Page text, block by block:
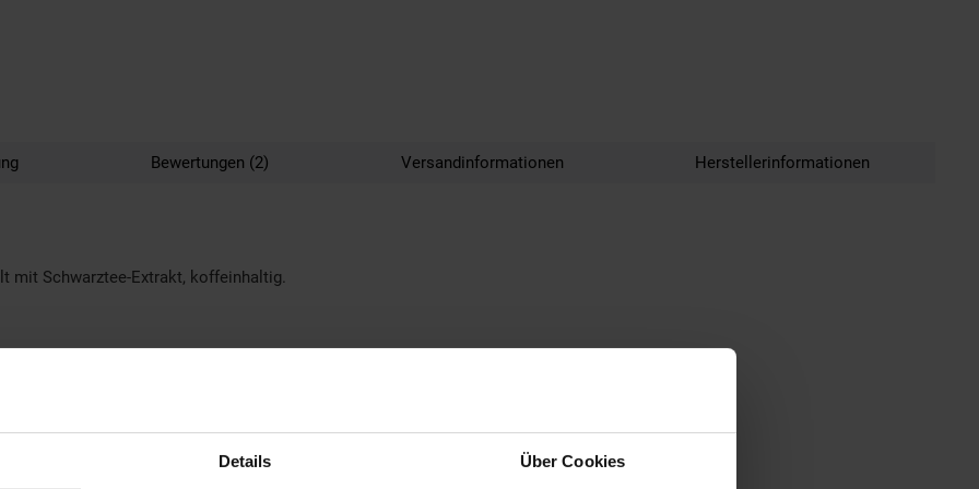
Details Über Cookies
Bewertungen (2) Versandinformationen Herstellerinformationen
mit Schwarztee-Extrakt, koffeinhaltig.